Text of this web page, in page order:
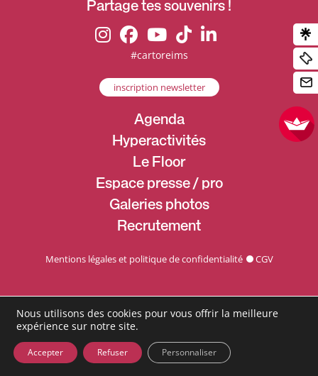
Partage tes souvenirs !
#cartoreims
inscription newsletter
Agenda
Hyperactivités
Le Floor
Espace presse / pro
Galeries photos
Recrutement
Mentions légales et politique de confidentialité CGV
Nous utilisons des cookies pour vous offrir la meilleure
expérience sur notre site.
Accepter Refuser Personnaliser